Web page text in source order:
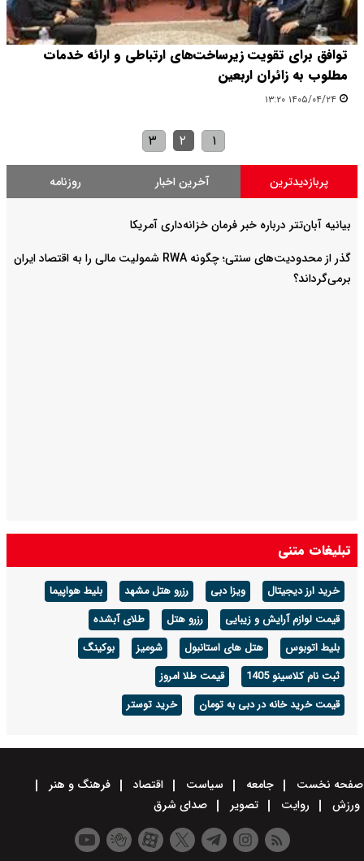
توافق برای تقویت زیرساخت‌های ارتباطی و ارائه خدمات
مطلوب به زائران اربعین
۱۴۰۵/۰۴/۲۴ ۱۳:۲۰
۱ ۲ ۳
پربازدیدترین آخرین اخبار روزنامه
بیانیه آبان‌تتر درباره خبر فرمان خزانه‌داری آمریکا
گذر از محدودیت‌های سنتی؛ چگونه RWA شمولیت مالی را به اقتصاد ایران
برمی‌گرداند؟
تبلیغات متنی
خرید ارز دیجیتال ویزا دبی رزرو هتل مشهد
بلیط هواپیما
قیمت لوازم آرایش و زیبایی
رزرو هتل
طلای آبشده
بلیط اتوبوس
هتل های استانبول شومیز
بوکینگ
ثبت نام کلاسینو 1405
قیمت طلا امروز
قیمت خرید خانه در دبی به تومان
خرید توستر
صفحه نخست جامعه سیاست اقتصاد
فرهنگ و هنر
ورزش
روایت تصویر صدای شرق